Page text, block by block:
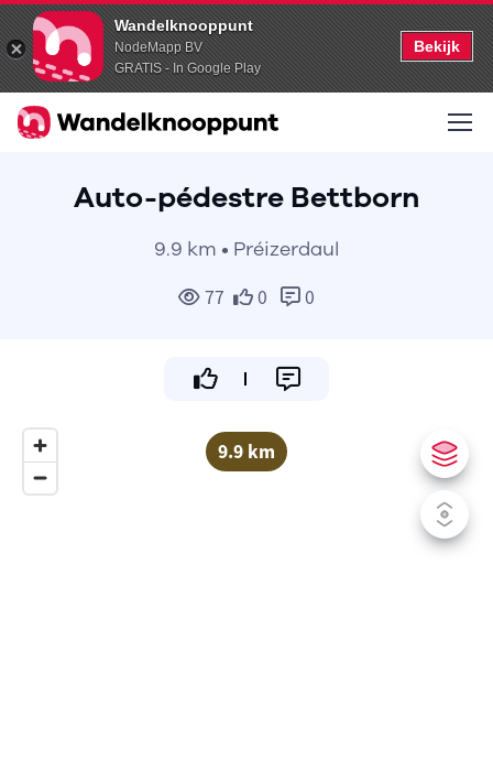
Wandelknooppunt
NodeMapp BV
GRATIS - In Google Play
Bekijk
Auto-pédestre Bettborn
9.9 km • Préizerdaul
77 0 0
9.9 km